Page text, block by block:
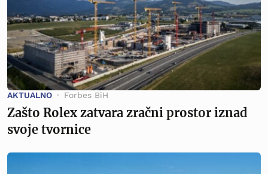
AKTUALNO Forbes BiH
Zašto Rolex zatvara zračni prostor iznad
svoje tvornice